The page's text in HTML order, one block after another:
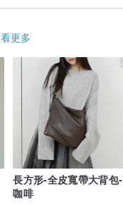
看更多
長方形-全皮寬帶大背包-
咖啡